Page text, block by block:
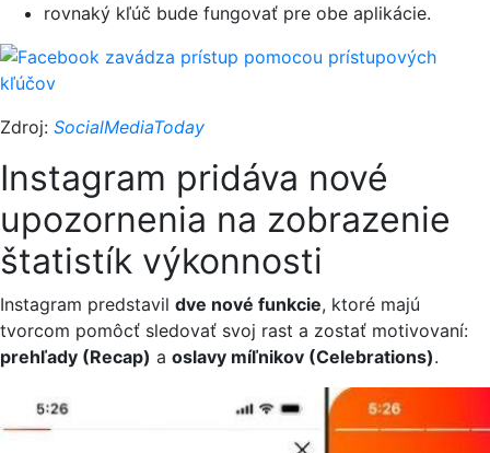
rovnaký kľúč bude fungovať pre obe aplikácie.
Zdroj: SocialMediaToday
Instagram pridáva nové
upozornenia na zobrazenie
štatistík výkonnosti
Instagram predstavil dve nové funkcie, ktoré majú
tvorcom pomôcť sledovať svoj rast a zostať motivovaní:
prehľady (Recap) a oslavy míľnikov (Celebrations).